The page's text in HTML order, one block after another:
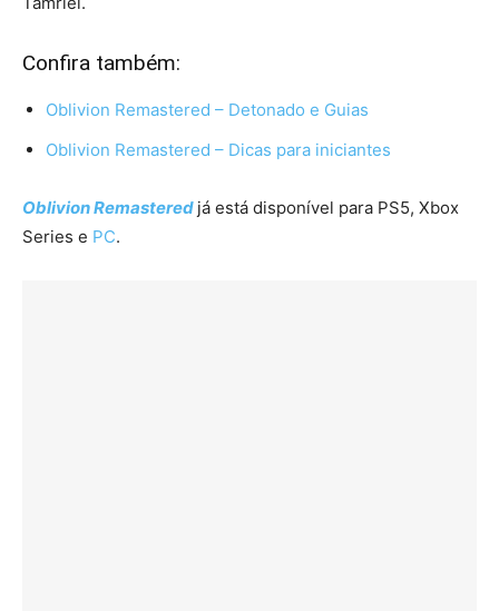
Confira também:
Oblivion Remastered – Detonado e Guias
Oblivion Remastered – Dicas para iniciantes
Oblivion Remastered já está disponível para PS5, Xbox
Series e PC.